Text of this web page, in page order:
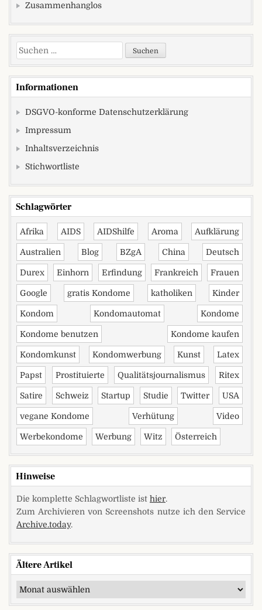
Zusammenhanglos
Suchen nach:
Informationen
DSGVO-konforme Datenschutzerklärung
Impressum
Inhaltsverzeichnis
Stichwortliste
Schlagwörter
Afrika AIDS AIDShilfe Aroma Aufklärung
Australien Blog BZgA China Deutsch
Durex Einhorn Erfindung Frankreich Frauen
Google gratis Kondome katholiken Kinder
Kondom Kondomautomat Kondome
Kondome benutzen Kondome kaufen
Kondomkunst Kondomwerbung Kunst Latex
Papst Prostituierte Qualitätsjournalismus Ritex
Satire Schweiz Startup Studie Twitter USA
vegane Kondome Verhütung Video
Werbekondome Werbung Witz Österreich
Hinweise
Die komplette Schlagwortliste ist hier.
Zum Archivieren von Screenshots nutze ich den Service
Archive.today.
Ältere Artikel
Ältere Artikel